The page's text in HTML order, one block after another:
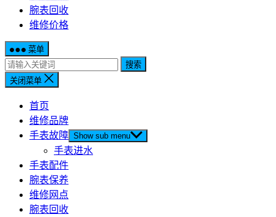
腕表回收
维修价格
菜单
搜索
关闭菜单
首页
维修品牌
手表故障 Show sub menu
手表进水
手表配件
腕表保养
维修网点
腕表回收